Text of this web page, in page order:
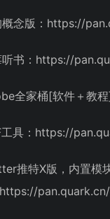
念版：https://
书：https://
全家桶[软件＋教
具：https://
推特X版，内置模